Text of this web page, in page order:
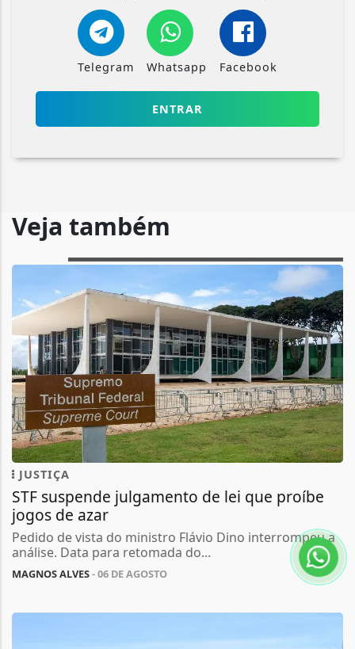
Telegram Whatsapp Facebook
ENTRAR
Veja também
JUSTIÇA
STF suspende julgamento de lei que proíbe
jogos de azar
Pedido de vista do ministro Flávio Dino interrompeu a
análise. Data para retomada do...
MAGNOS ALVES- 06 DE AGOSTO